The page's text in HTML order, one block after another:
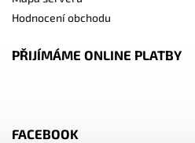
Hodnocení obchodu
PŘIJÍMÁME ONLINE PLATBY
FACEBOOK